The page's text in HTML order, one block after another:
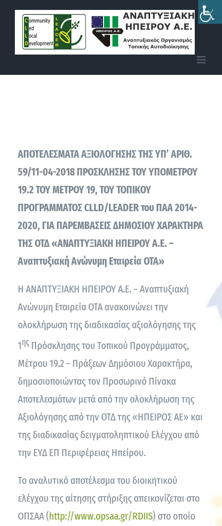
Skip
content
ΑΠΟΤΕΛΕΣΜΑΤΑ ΑΞΙΟΛΟΓΗΣΗΣ ΤΗΣ ΥΠ’ ΑΡΙΘ.
59/11-04-2018 ΠΡΟΣΚΛΗΣΗΣ ΤΟΥ ΥΠΟΜΕΤΡΟΥ
19.2 ΤΟΥ ΜΕΤΡΟΥ 19, ΤΟΥ ΤΟΠΙΚΟΥ
ΠΡΟΓΡΑΜΜΑΤΟΣ CLLD/LEADER του ΠΑΑ 2014-
2020, ΓΙΑ ΠΑΡΕΜΒΑΣΕΙΣ ΔΗΜΟΣΙΟΥ ΧΑΡΑΚΤΗΡΑ
ΤΗΣ ΟΤΔ «ΑΝΑΠΤΥΞΙΑΚΗ ΗΠΕΙΡΟΥ Α.Ε. –
Αναπτυξιακή Ανώνυμη Εταιρεία ΟΤΑ»
Η ΑΝΑΠΤΥΞΙΑΚΗ ΗΠΕΙΡΟΥ Α.Ε. – Αναπτυξιακή
Ανώνυμη Εταιρεία ΟΤΑ ανακοινώνει την
ολοκλήρωση της διαδικασίας αξιολόγησης της
1ηςΠρόσκλησης του Τοπικού Προγράμματος,
Μέτρου 19.2 – Πράξεων Δημόσιου Χαρακτήρα,
δημοσιοποιώντας τον Προσωρινό Πίνακα
Αποτελεσμάτων μετά από την ολοκλήρωση της
Αξιολόγησης από την ΟΤΔ της «ΗΠΕΙΡΟΣ ΑΕ» και
της διαδικασίας δειγματοληπτικού Ελέγχου από
την ΕΥΔ ΕΠ Περιφέρειας Ηπείρου.
Το αναλυτικό αποτέλεσμα του διοικητικού
ελέγχου της αίτησης στήριξης απεικονίζεται στο
ΟΠΣΑΑ (http://www.opsaa.gr/RDIIS) στο οποίο